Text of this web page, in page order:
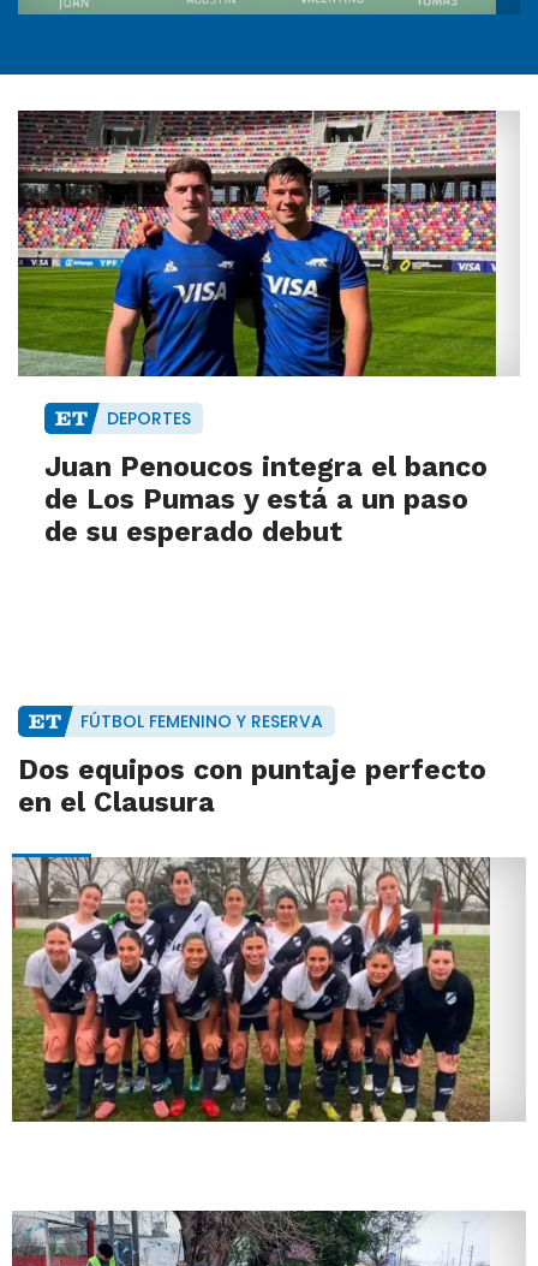
DEPORTES
Juan Penoucos integra el banco
de Los Pumas y está a un paso
de su esperado debut
FÚTBOL FEMENINO Y RESERVA
Dos equipos con puntaje perfecto
en el Clausura